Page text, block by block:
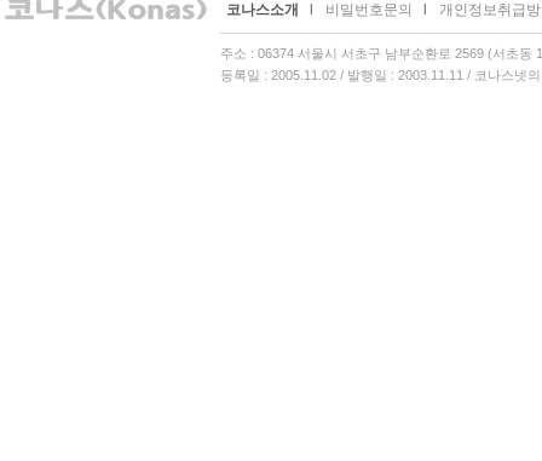
코나스소개 비밀번호문의 개인정보취급
주소 : 06374 서울시 서초구 남부순환로 2569 (서초
등록일 : 2005.11.02 / 발행일 : 2003.11.11 / 코나스넷